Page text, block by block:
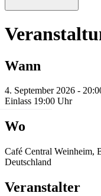
Wann
4. September 2026 -
Einlass 19:00 Uhr
Wo
Café Central Weinheim,
Deutschland
Veranstalter